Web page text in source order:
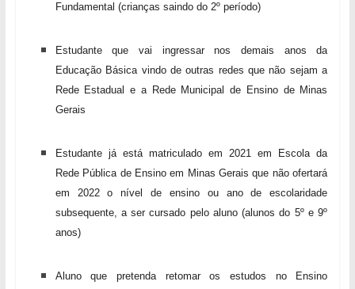
Fundamental (crianças saindo do 2º período)
Estudante que vai ingressar nos demais anos da
Educação Básica vindo de outras redes que não sejam a
Rede Estadual e a Rede Municipal de Ensino de Minas
Gerais
Estudante já está matriculado em 2021 em Escola da
Rede Pública de Ensino em Minas Gerais que não ofertará
em 2022 o nível de ensino ou ano de escolaridade
subsequente, a ser cursado pelo aluno (alunos do 5º e 9º
anos)
Aluno que pretenda retomar os estudos no Ensino